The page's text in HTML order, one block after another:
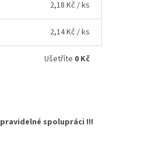
2,18 Kč / ks
2,14 Kč / ks
Ušetříte 0 Kč
spolupráci !!!